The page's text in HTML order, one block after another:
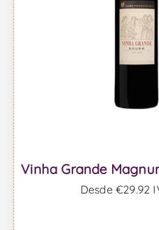
Vinha Grande
Desde €29,92